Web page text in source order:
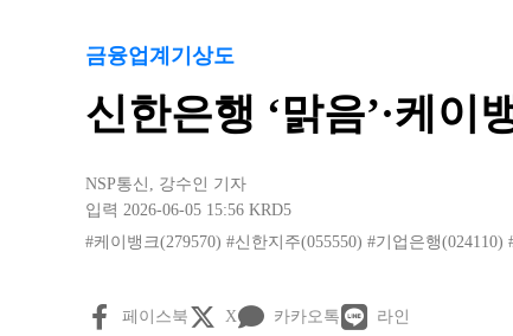
금융업계기상도
신한은행 ‘맑음’·케이
NSP통신 , 강수인 기자
입력 2026-06-05 15:56 KRD5
#케이뱅크(279570) #신한지주(055550) #기업은행(024110)
페이스북 X 카카오톡 라인